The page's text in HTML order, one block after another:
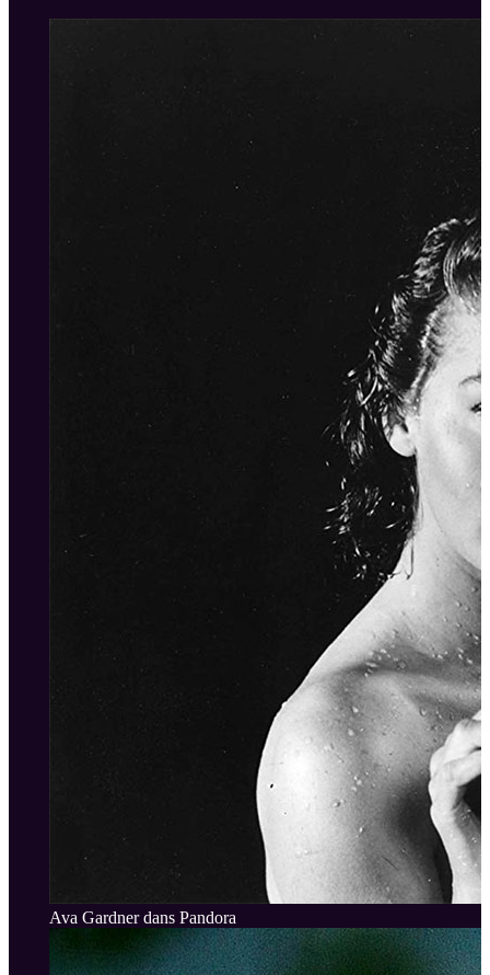
Ava Gardner dans Pandora